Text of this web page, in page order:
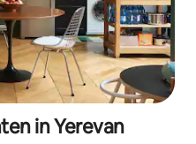
in Yerevan